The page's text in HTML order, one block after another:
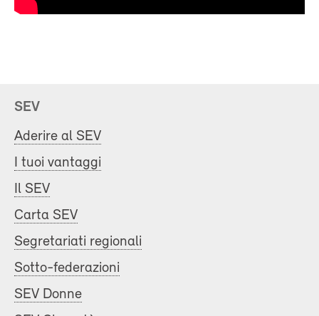
SEV
Aderire al SEV
I tuoi vantaggi
Il SEV
Carta SEV
Segretariati regionali
Sotto-federazioni
SEV Donne